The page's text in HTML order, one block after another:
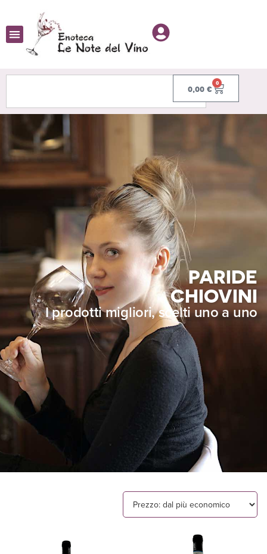
0,00 €
0
PARIDE
CHIOVINI
I prodotti migliori, scelti uno a uno